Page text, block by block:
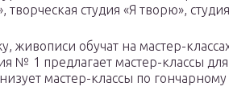
творческая студия «Я творю»,
живописи обучат на мастер-
№ 1 предлагает мастер-классы
мастер-классы по